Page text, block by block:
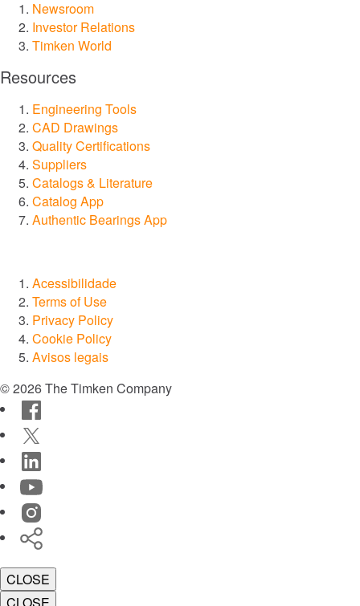
Newsroom
Investor Relations
Timken World
Resources
Engineering Tools
CAD Drawings
Quality Certifications
Suppliers
Catalogs & Literature
Catalog App
Authentic Bearings App
Acessibilidade
Terms of Use
Privacy Policy
Cookie Policy
Avisos legais
© 2026 The Timken Company
Facebook
Twitter
LinkedIn
YouTube
Instagram
Timken
World
CLOSE